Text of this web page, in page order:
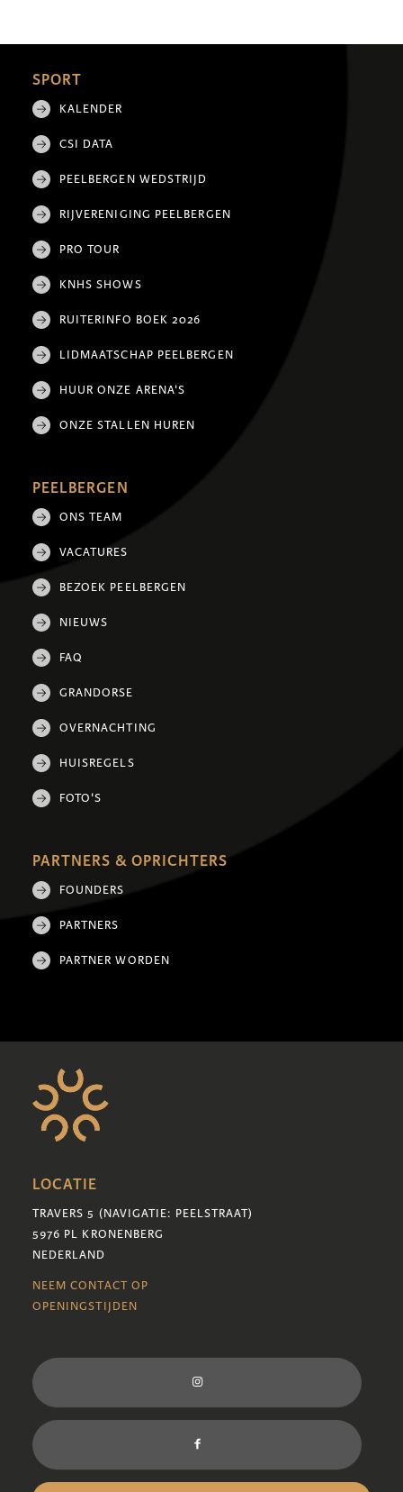
SPORT
KALENDER
CSI DATA
PEELBERGEN WEDSTRIJD
RIJVERENIGING PEELBERGEN
PRO TOUR
KNHS SHOWS
RUITERINFO BOEK 2026
LIDMAATSCHAP PEELBERGEN
HUUR ONZE ARENA'S
ONZE STALLEN HUREN
PEELBERGEN
ONS TEAM
VACATURES
BEZOEK PEELBERGEN
NIEUWS
FAQ
GRANDORSE
OVERNACHTING
HUISREGELS
FOTO'S
PARTNERS & OPRICHTERS
FOUNDERS
PARTNERS
PARTNER WORDEN
LOCATIE
TRAVERS 5 (NAVIGATIE: PEELSTRAAT)
5976 PL KRONENBERG
NEDERLAND
NEEM CONTACT OP
OPENINGSTIJDEN